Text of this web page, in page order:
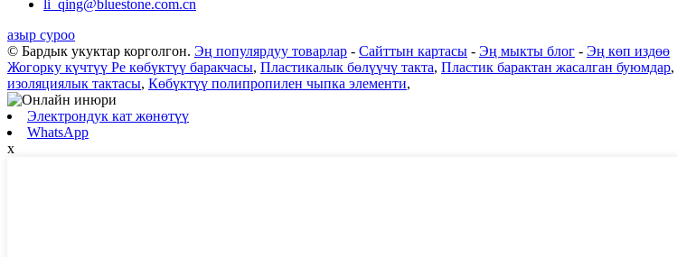
li_qing@bluestone.com.cn
азыр суроо
© Бардык укуктар корголгон. Эң популярдуу товарлар - Сайттын картасы - Эң мыкты блог - Эң көп издөө
Жогорку күчтүү Pe көбүктүү баракчасы, Пластикалык бөлүүчү такта, Пластик барактан жасалган буюмдар,
изоляциялык тактасы, Көбүктүү полипропилен чыпка элементи,
Электрондук кат жөнөтүү
WhatsApp
x